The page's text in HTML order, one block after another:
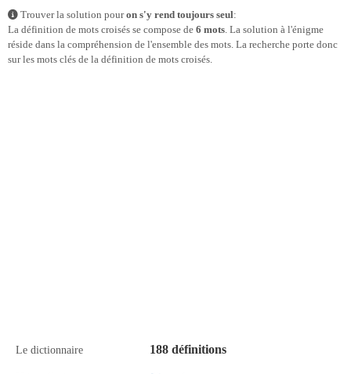
Trouver la solution pouron s'y rend toujours seul:
La définition de mots croisés se compose de 6 mots. La solution à l'énigme
réside dans la compréhension de l'ensemble des mots. La recherche porte donc
sur les mots clés de la définition de mots croisés.
Le dictionnaire 188 définitions